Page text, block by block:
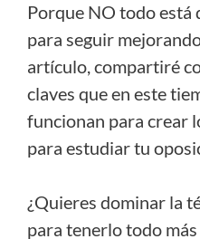
Porque NO todo está
para seguir
artículo, compartiré
claves que en este
funcionan para crear
para estudiar tu
¿Quieres dominar la
para tenerlo todo